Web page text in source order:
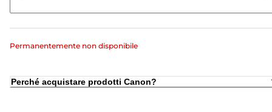
Permanentemente non disponibile
Perché acquistare prodotti Canon?